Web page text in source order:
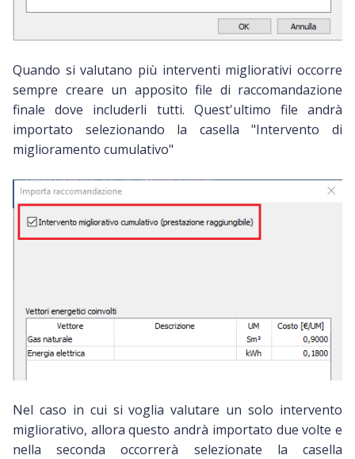
Quando si valutano più interventi migliorativi occorre
sempre creare un apposito file di raccomandazione
finale dove includerli tutti. Quest'ultimo file andrà
importato selezionando la casella "Intervento di
miglioramento cumulativo"
Nel caso in cui si voglia valutare un solo intervento
migliorativo, allora questo andrà importato due volte e
nella seconda occorrerà selezionate la casella